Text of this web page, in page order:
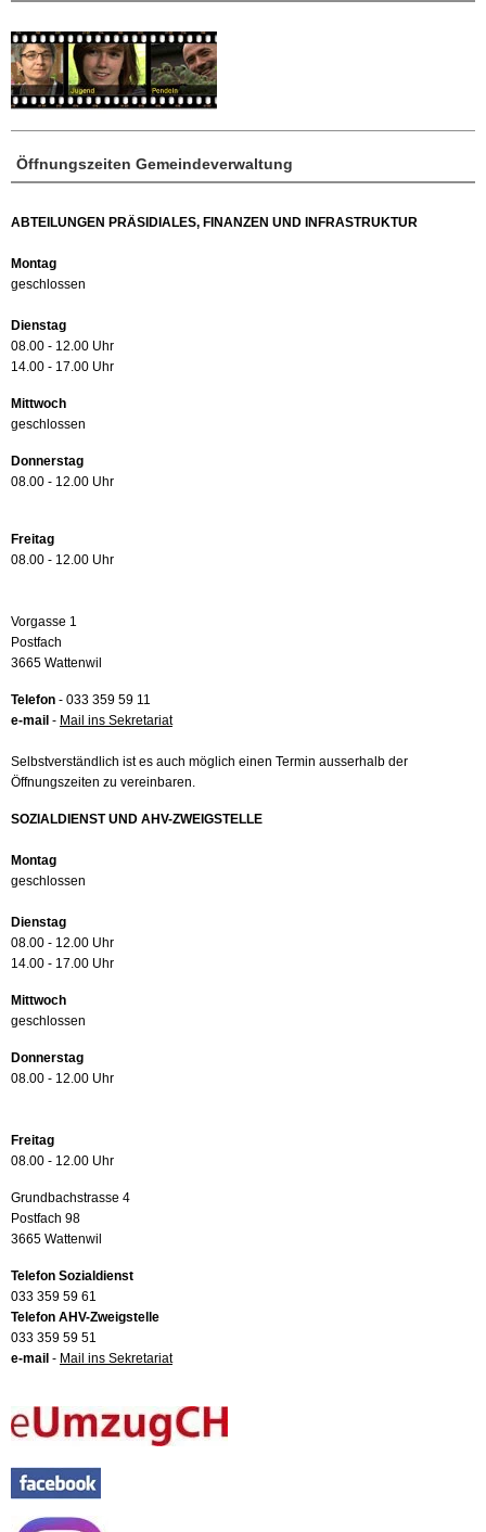
Öffnungszeiten Gemeindeverwaltung
ABTEILUNGEN PRÄSIDIALES, FINANZEN UND INFRASTRUKTUR
Montag
geschlossen
Dienstag
08.00 - 12.00 Uhr
14.00 - 17.00 Uhr
Mittwoch
geschlossen
Donnerstag
08.00 - 12.00 Uhr
Freitag
08.00 - 12.00 Uhr
Vorgasse 1
Postfach
3665 Wattenwil
Telefon - 033 359 59 11
e-mail - Mail ins Sekretariat
Selbstverständlich ist es auch möglich einen Termin ausserhalb der
Öffnungszeiten zu vereinbaren.
SOZIALDIENST UND AHV-ZWEIGSTELLE
Montag
geschlossen
Dienstag
08.00 - 12.00 Uhr
14.00 - 17.00 Uhr
Mittwoch
geschlossen
Donnerstag
08.00 - 12.00 Uhr
Freitag
08.00 - 12.00 Uhr
Grundbachstrasse 4
Postfach 98
3665 Wattenwil
Telefon Sozialdienst
033 359 59 61
Telefon AHV-Zweigstelle
033 359 59 51
e-mail - Mail ins Sekretariat